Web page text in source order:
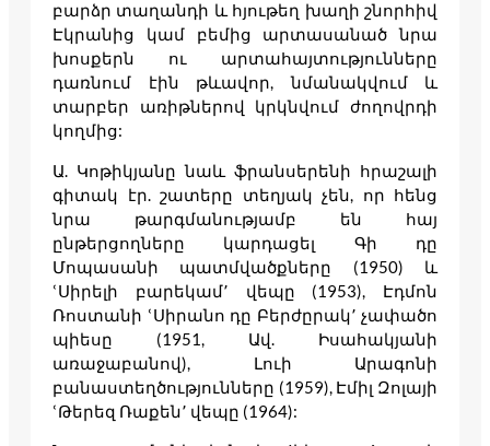
բարձր տաղանդի և հյութեղ խաղի շնորհիվ
Էկրանից կամ բեմից արտասանած նրա
խոսքերն ու արտահայտությունները
դառնում էին թևավոր, նմանակվում և
տարբեր առիթներով կրկնվում ժողովրդի
կողմից:
Ա. Կոթիկյանը նաև ֆրանսերենի հրաշալի
գիտակ էր. շատերը տեղյակ չեն, որ հենց
նրա թարգմանությամբ են հայ
ընթերցողները կարդացել Գի դը
Մոպասանի պատմվածքները (1950) և
ՙՍիրելի բարեկամ՚ վեպը (1953), Էդմոն
Ռոստանի ՙՍիրանո դը Բերժըրակ՚ չափածո
պիեսը (1951, Ավ. Իսահակյանի
առաջաբանով), Լուի Արագոնի
բանաստեղծությունները (1959), Էմիլ Զոլայի
ՙԹերեզ Ռաքեն՚ վեպը (1964):